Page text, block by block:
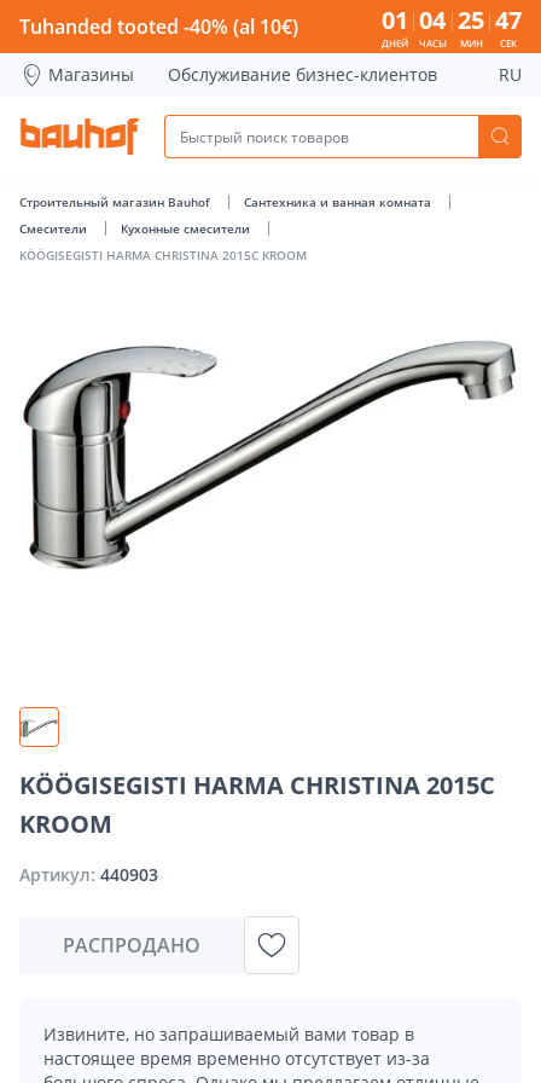
KÖÖGISEGISTI HARMA CHRISTINA 2015C KROOM - Bauhof
Tuhanded tooted -40% (al 10€) 01
ДНЕЙ
04
ЧАСЫ
25
МИН
46
СЕК
Магазины Обслуживание бизнес-клиентов RU
Строительный магазин Bauhof
Сантехника и ванная комната
Cмесители
Кухонные смесители
KÖÖGISEGISTI HARMA CHRISTINA 2015C KROOM
KÖÖGISEGISTI HARMA CHRISTINA 2015C
KROOM
Артикул: 440903
РАСПРОДАНО
Извините, но запрашиваемый вами товар в
настоящее время временно отсутствует из-за